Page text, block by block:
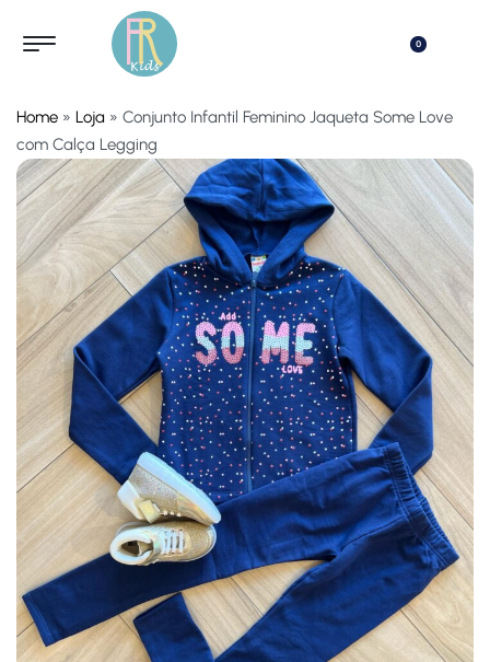
0
Home » Loja » Conjunto Infantil Feminino Jaqueta Some Love
com Calça Legging